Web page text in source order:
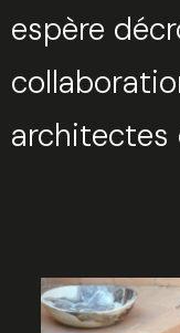
espère
architectes